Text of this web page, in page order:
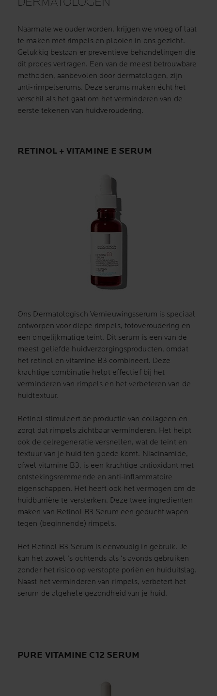
Naarmate we ouder worden, krijgen we vroeg of laat
te maken met rimpels en plooien in ons gezicht.
Gelukkig bestaan er preventieve behandelingen die
dit proces vertragen. Een van de meest betrouwbare
methoden, aanbevolen door dermatologen, zijn
anti-rimpelserums. Deze serums maken écht het
verschil als het gaat om het verminderen van de
eerste tekenen van huidveroudering.
RETINOL + VITAMINE E SERUM
Ons Dermatologisch Vernieuwingsserum is speciaal
ontworpen voor diepe rimpels, fotoveroudering en
een ongelijkmatige teint. Dit serum is een van de
meest geliefde huidverzorgingsproducten, omdat
het retinol en vitamine B3 combineert. Deze
krachtige combinatie helpt effectief bij het
verminderen van rimpels en het verbeteren van de
huidtextuur.
Retinol stimuleert de productie van collageen en
zorgt dat rimpels zichtbaar verminderen. Het helpt
ook de celregeneratie versnellen, wat de teint en
textuur van je huid ten goede komt. Niacinamide,
ofwel vitamine B3, is een krachtige antioxidant met
ontstekingsremmende en anti-inflammatoire
eigenschappen. Het heeft ook het vermogen om de
huidbarrière te versterken. Deze twee ingrediënten
maken van Retinol B3 Serum een geducht wapen
tegen (beginnende) rimpels.
Het Retinol B3 Serum is eenvoudig in gebruik. Je
kan het zowel ‘s ochtends als ‘s avonds gebruiken
zonder het risico op verstopte poriën en huiduitslag.
Naast het verminderen van rimpels, verbetert het
serum de algehele gezondheid van je huid.
PURE VITAMINE C12 SERUM